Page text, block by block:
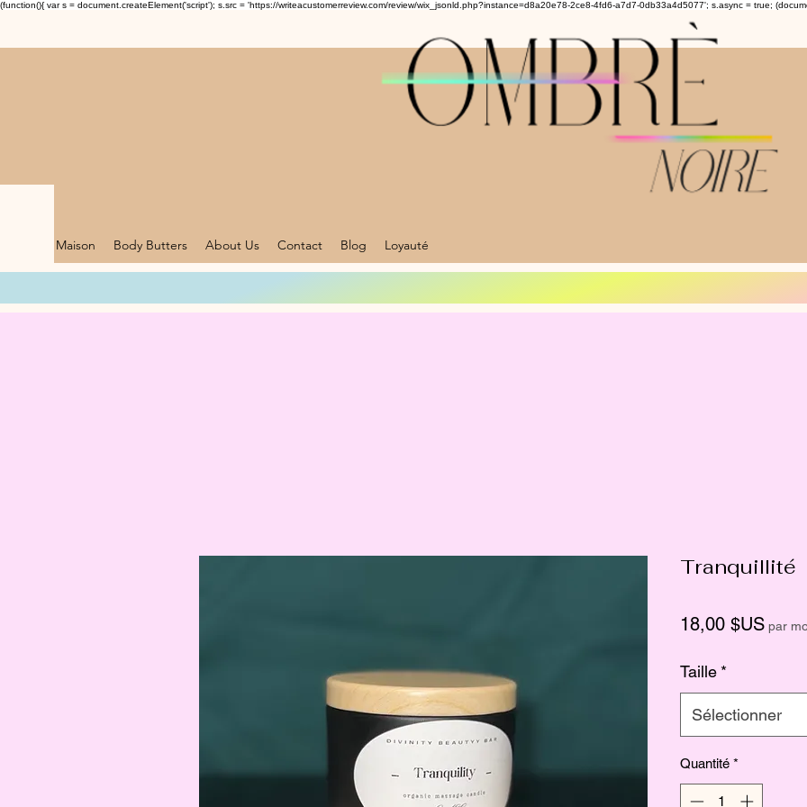
(function(){ var s = document.createElement('script'); s.src = 'https://writeacustomerreview.com/review/wix_jsonld.php?instance=d8a20e78-2ce8-4fd6-a7d7-0db33a4d5077'; s.async = true;
Maison Body Butters About Us Contact Blog Loyauté
Tranquillité
18,00 $USPrix
par
Taille *
Sélectionner
Quantité *